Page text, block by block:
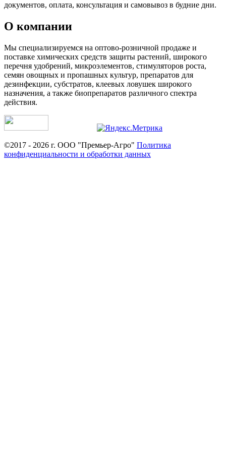
документов, оплата, консультация и самовывоз в будние дни.
О компании
Мы специализируемся на оптово-розничной продаже и
поставке химических средств защиты растений, широкого
перечня удобрений, микроэлементов, стимуляторов роста,
семян овощных и пропашных культур, препаратов для
дезинфекции, субстратов, клеевых ловушек широкого
назначения, а также биопрепаратов различного спектра
действия.
©2017 - 2026 г. ООО "Премьер-Агро" Политика
конфиденциальности и обработки данных